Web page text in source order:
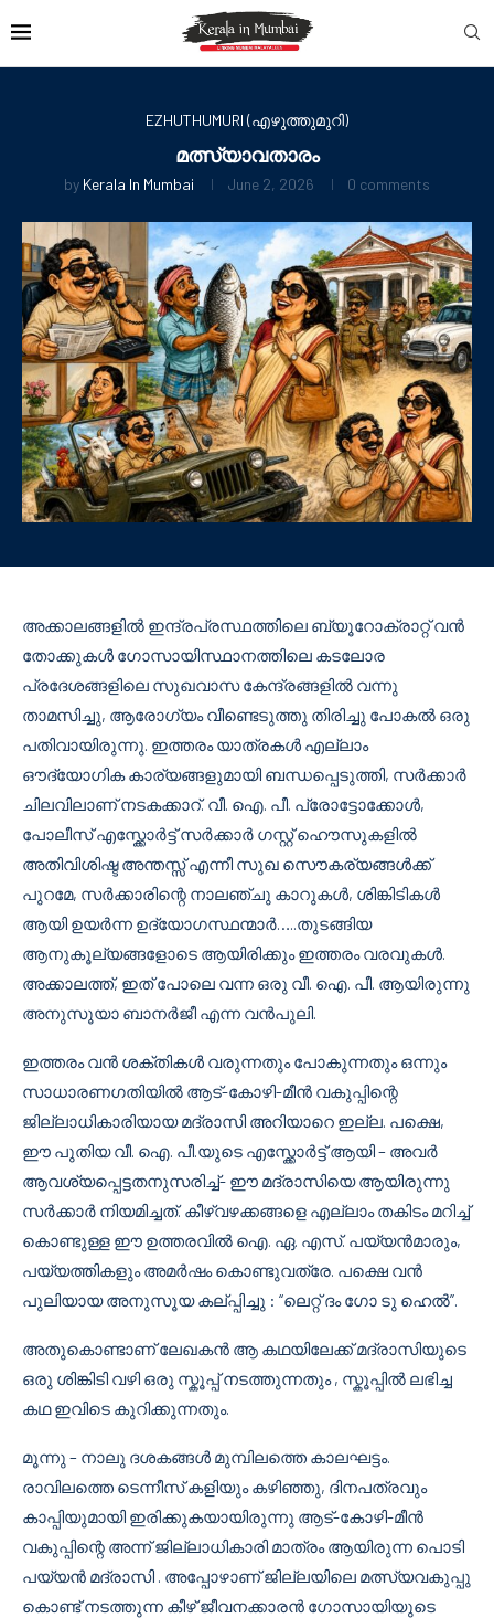
EZHUTHUMURI (എഴുത്തുമുറി)
മത്സ്യാവതാരം
by Kerala In Mumbai June 2, 2026 0 comments
അക്കാലങ്ങളില്‍ ഇന്ദ്രപ്രസ്ഥത്തിലെ ബ്യൂറോക്രാറ്റ് വന്‍
തോക്കുകള്‍ ഗോസായിസ്ഥാനത്തിലെ കടലോര
പ്രദേശങ്ങളിലെ സുഖവാസ കേന്ദ്രങ്ങളില്‍ വന്നു
താമസിച്ചു, ആരോഗ്യം വീണ്ടെടുത്തു തിരിച്ചു പോകല്‍ ഒരു
പതിവായിരുന്നു. ഇത്തരം യാത്രകള്‍ എല്ലാം
ഔദ്യോഗിക കാര്യങ്ങളുമായി ബന്ധപ്പെടുത്തി, സര്‍ക്കാര്‍
ചിലവിലാണ് നടകക്കാറ്. വീ. ഐ. പീ. പ്രോട്ടോക്കോള്‍,
പോലീസ് എസ്ക്കോർട്ട് സര്‍ക്കാര്‍ ഗസ്റ്റ് ഹൌസുകളില്‍
അതിവിശിഷ്ട അന്തസ്സ് എന്നീ സുഖ സൌകര്യങ്ങള്‍ക്ക്
പുറമേ, സര്‍ക്കാരിന്റെ നാലഞ്ചു കാറുകള്‍, ശിങ്കിടികള്‍
ആയി ഉയര്‍ന്ന ഉദ്യോഗസ്ഥന്മാര്‍…..തുടങ്ങിയ
ആനുകൂല്യങ്ങളോടെ ആയിരിക്കും ഇത്തരം വരവുകള്‍.
അക്കാലത്ത്, ഇത് പോലെ വന്ന ഒരു വീ. ഐ. പീ. ആയിരുന്നു
അനുസൂയാ ബാനര്‍ജീ എന്ന വന്‍പുലി.
ഇത്തരം വന്‍ ശക്തികള്‍ വരുന്നതും പോകുന്നതും ഒന്നും
സാധാരണഗതിയില്‍ ആട്-കോഴി-മീൻ വകുപ്പിന്റെ
ജില്ലാധികാരിയായ മദ്രാസി അറിയാറെ ഇല്ല. പക്ഷെ,
ഈ പുതിയ വീ. ഐ. പീ.യുടെ എസ്ക്കോർട്ട് ആയി – അവര്‍
ആവശ്യപ്പെട്ടതനുസരിച്ച്- ഈ മദ്രാസിയെ ആയിരുന്നു
സര്‍ക്കാര്‍ നിയമിച്ചത്. കീഴ്വഴക്കങ്ങളെ എല്ലാം തകിടം മറിച്ച്
കൊണ്ടുള്ള ഈ ഉത്തരവില്‍ ഐ. ഏ. എസ്. പയ്യന്‍മാരും,
പയ്യത്തികളും അമര്‍ഷം കൊണ്ടുവത്രേ. പക്ഷെ വന്‍
പുലിയായ അനുസൂയ കല്പ്പിച്ചു : “ലെറ്റ്‌ ദം ഗോ ടു ഹെല്‍”.
അതുകൊണ്ടാണ് ലേഖകന്‍ ആ കഥയിലേക്ക് മദ്രാസിയുടെ
ഒരു ശിങ്കിടി വഴി ഒരു സ്കൂപ്പ് നടത്തുന്നതും , സ്കൂപ്പില്‍ ലഭിച്ച
കഥ ഇവിടെ കുറിക്കുന്നതും.
മൂന്നു – നാലു ദശകങ്ങള്‍ മുമ്പിലത്തെ കാലഘട്ടം.
രാവിലത്തെ ടെന്നീസ് കളിയും കഴിഞ്ഞു, ദിനപത്രവും
കാപ്പിയുമായി ഇരിക്കുകയായിരുന്നു ആട്-കോഴി-മീന്‍
വകുപ്പിന്റെ അന്ന് ജില്ലാധികാരി മാത്രം ആയിരുന്ന പൊടി
പയ്യൻ മദ്രാസി . അപ്പോഴാണ്‌ ജില്ലയിലെ മത്സ്യവകുപ്പു
കൊണ്ട് നടത്തുന്ന കീഴ് ജീവനക്കാരന്‍ ഗോസായിയുടെ